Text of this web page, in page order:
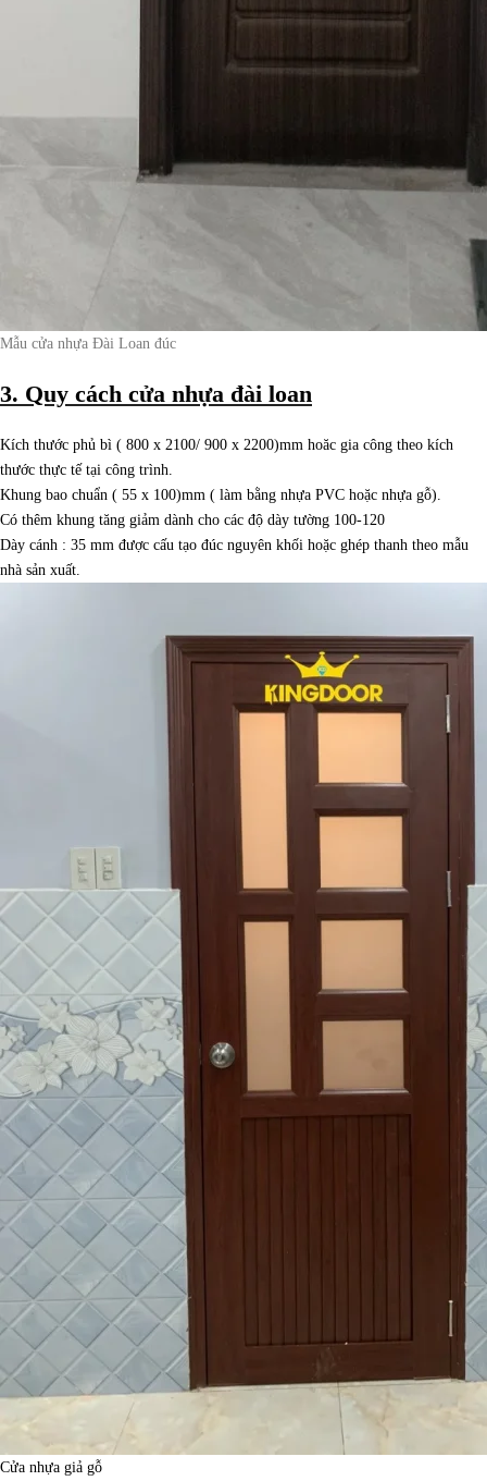
Mẫu cửa nhựa Đài Loan đúc
3. Quy cách cửa nhựa đài loan
Kích thước phủ bì ( 800 x 2100/ 900 x 2200)mm hoăc gia công theo kích
thước thực tế tại công trình.
Khung bao chuẩn ( 55 x 100)mm ( làm bằng nhựa PVC hoặc nhựa gỗ).
Có thêm khung tăng giảm dành cho các độ dày tường 100-120
Dày cánh : 35 mm được cấu tạo đúc nguyên khối hoặc ghép thanh theo mẫu
nhà sản xuất.
Cửa nhựa giả gỗ